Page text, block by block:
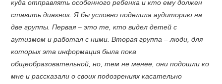
куда отправлять особенного ребенка и кто ему должен
ставить диагноз. Я бы условно поделила аудиторию на
две группы. Первая – это те, кто видел детей с
аутизмом и работал с ними. Вторая группа – люди, для
которых эта информация была пока
общеобразовательной, но, тем не менее, они подошли ко
мне и рассказали о своих подозрениях касательно